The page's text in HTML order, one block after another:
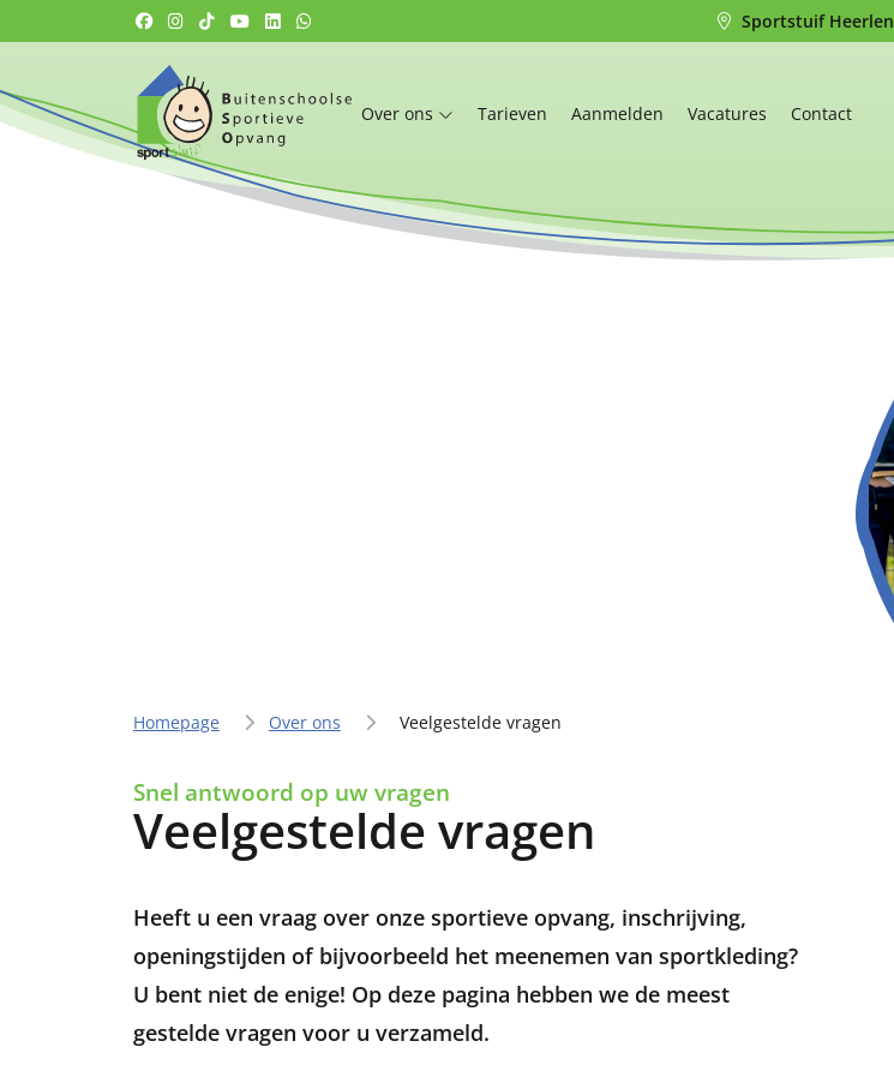
Sportstuif Heerlen
Over ons Tarieven Aanmelden Vacatures Contact
Homepage Over ons Veelgestelde vragen
Snel antwoord op uw vragen
Veelgestelde vragen
Heeft u een vraag over onze sportieve opvang, inschrijving,
openingstijden of bijvoorbeeld het meenemen van sportkleding?
U bent niet de enige! Op deze pagina hebben we de meest
gestelde vragen voor u verzameld.